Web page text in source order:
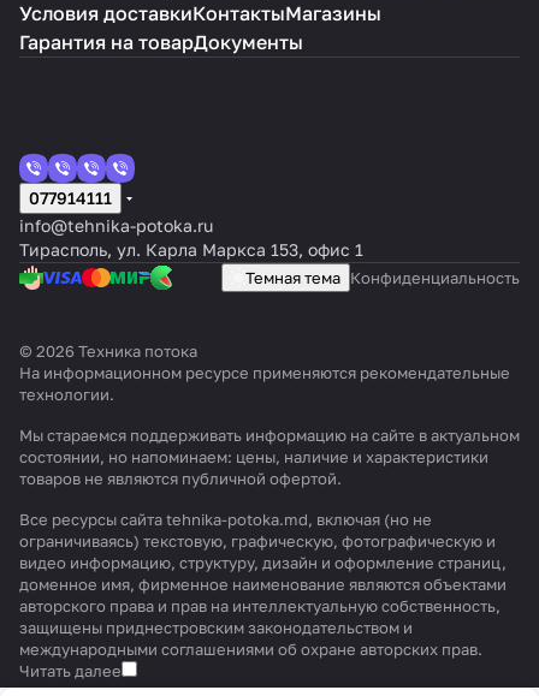
Условия доставкиКонтактыМагазины
Гарантия на товарДокументы
077914111
info@tehnika-potoka.ru
Тирасполь, ул. Карла Маркса 153, офис 1
Темная тема Конфиденциальность
© 2026 Техника потока
На информационном ресурсе применяются рекомендательные
технологии.
Мы стараемся поддерживать информацию на сайте в актуальном
состоянии, но напоминаем: цены, наличие и характеристики
товаров не являются публичной офертой.
Все ресурсы сайта tehnika-potoka.md, включая (но не
ограничиваясь) текстовую, графическую, фотографическую и
видео информацию, структуру, дизайн и оформление страниц,
доменное имя, фирменное наименование являются объектами
авторского права и прав на интеллектуальную собственность,
защищены приднестровским законодательством и
международными соглашениями об охране авторских прав.
Читать далее